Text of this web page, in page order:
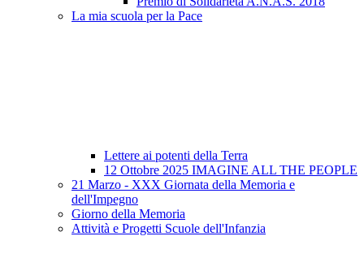
La mia scuola per la Pace
Lettere ai potenti della Terra
12 Ottobre 2025 IMAGINE ALL THE PEOPLE
21 Marzo - XXX Giornata della Memoria e
dell'Impegno
Giorno della Memoria
Attività e Progetti Scuole dell'Infanzia